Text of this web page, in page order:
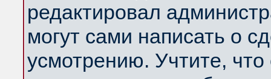
редактировал
могут сами написать о
усмотрению. Учтите,